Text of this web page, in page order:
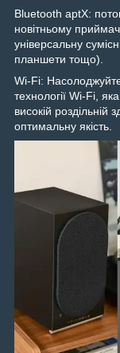
Bluetooth aptX:
новітньому
універсальну
планшети тощо).
Wi-Fi:
технології Wi-Fi,
високій роздільній
оптимальну якість.